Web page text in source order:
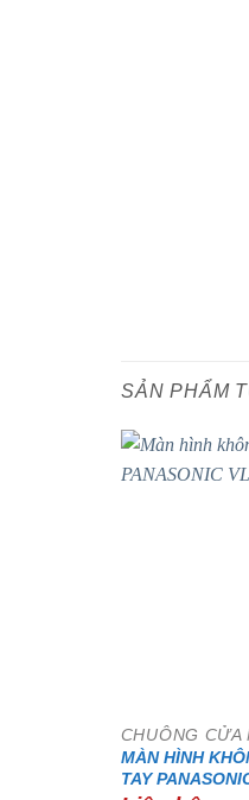
SẢN PHẨM
CHUÔNG CỬA
MÀN HÌNH
TAY